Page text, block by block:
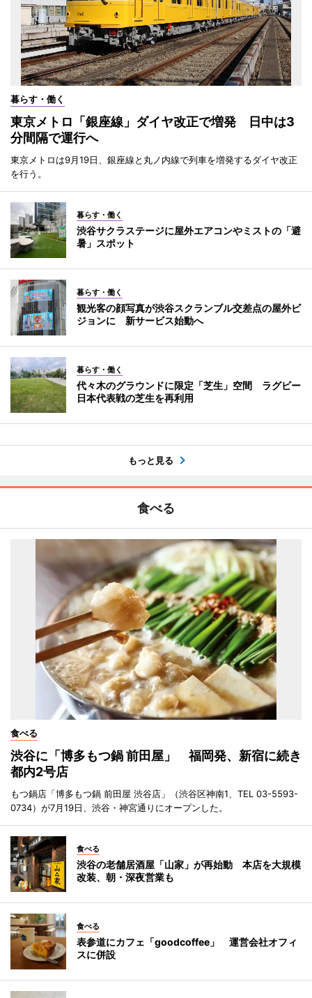
暮らす・働く
東京メトロ「銀座線」ダイヤ改正で増発 日中は3
分間隔で運行へ
東京メトロは9月19日、銀座線と丸ノ内線で列車を増発するダイヤ改正
を行う。
暮らす・働く
渋谷サクラステージに屋外エアコンやミストの「避
暑」スポット
暮らす・働く
観光客の顔写真が渋谷スクランブル交差点の屋外ビ
ジョンに 新サービス始動へ
暮らす・働く
代々木のグラウンドに限定「芝生」空間 ラグビー
日本代表戦の芝生を再利用
もっと見る
食べる
食べる
渋谷に「博多もつ鍋 前田屋」 福岡発、新宿に続き
都内2号店
もつ鍋店「博多もつ鍋 前田屋 渋谷店」（渋谷区神南1、TEL 03-5593-
0734）が7月19日、渋谷・神宮通りにオープンした。
食べる
渋谷の老舗居酒屋「山家」が再始動 本店を大規模
改装、朝・深夜営業も
食べる
表参道にカフェ「goodcoffee」 運営会社オフィ
スに併設